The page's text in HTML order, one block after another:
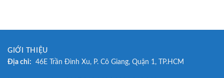
GIỚI THIỆU
Địa chỉ: 46E Trần Đình Xu, P. Cô Giang, Quận 1, TP.HCM